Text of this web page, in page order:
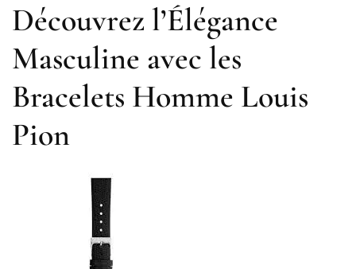
Découvrez l’Élégance
Masculine avec les
Bracelets Homme Louis
Pion